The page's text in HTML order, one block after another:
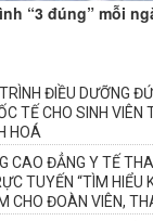
“3 đúng” mỗi
ĐIỀU DƯỠNG
TẾ CHO SINH VIÊN
HOÁ
CAO ĐẲNG Y TẾ
TUYẾN “TÌM HIỂU
CHO ĐOÀN VIÊN,